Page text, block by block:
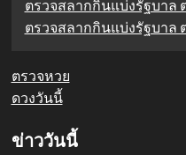
ตรวจสลากกินแบ่งรัฐบาล
ตรวจสลากกินแบ่งรัฐบาล
ตรวจหวย
ดวงวันนี้
ข่าววันนี้